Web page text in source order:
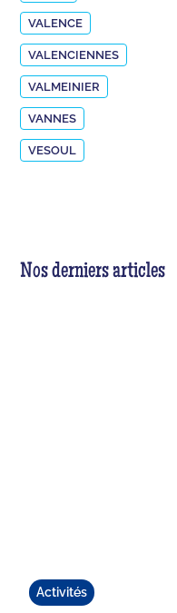
VALENCE
VALENCIENNES
VALMEINIER
VANNES
VESOUL
Nos derniers articles
Activités